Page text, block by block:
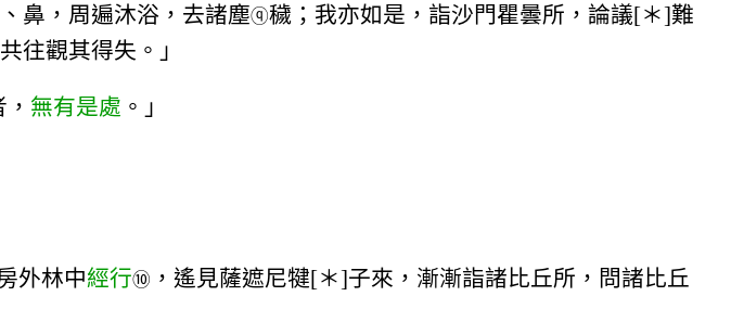
鼻，周遍沐浴，去諸塵ⓠ穢；我亦如是，詣沙門瞿曇所，論議[＊]難
往觀其得失。」
無有是處 。」
外林中經行⑩ ，遙見薩遮尼犍[＊]子來，漸漸詣諸比丘所，問諸比丘